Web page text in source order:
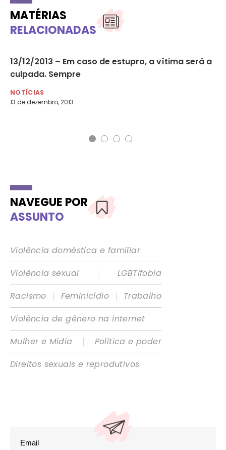
MATÉRIAS
RELACIONADAS
13/12/2013 – Em caso de estupro, a vítima será a
culpada. Sempre
NOTÍCIAS
13 de dezembro, 2013
NAVEGUE POR
ASSUNTO
Violência doméstica e familiar
Violência sexual
|
LGBTIfobia
Racismo
| Feminicídio |
Trabalho
Violência de gênero na internet
Mulher e Mídia
|
Política e poder
Direitos sexuais e reprodutivos